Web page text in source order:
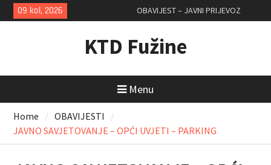
Skip
to
09 kol, 2026 OBAVIJEST – JAVNI PRIJEVOZ
KTD Fužine
Menu
Home
OBAVIJESTI
JAVNO SAVJETOVANJE – OPĆI UVJETI – PARKING